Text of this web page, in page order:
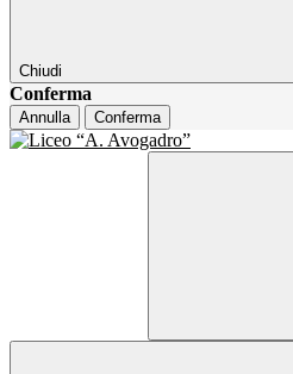
Chiudi
Conferma
Annulla Conferma